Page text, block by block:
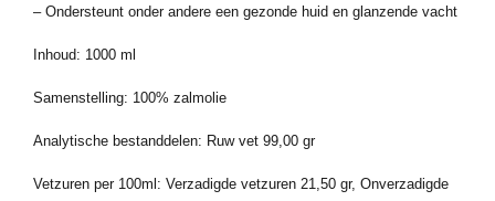
– Ondersteunt onder andere een gezonde huid en glanzende vacht
Inhoud: 1000 ml
Samenstelling: 100% zalmolie
Analytische bestanddelen: Ruw vet 99,00 gr
Vetzuren per 100ml: Verzadigde vetzuren 21,50 gr, Onverzadigde